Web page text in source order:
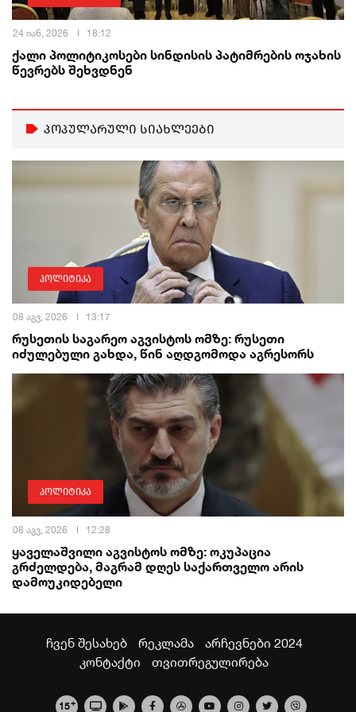
24 იან, 2026 18:12
ქალი პოლიტიკოსები სინდისის პატიმრების ოჯახის
წევრებს შეხვდნენ
პოპულარული სიახლეები
პოლიტიკა
08 აგვ, 2026 13:17
რუსეთის საგარეო აგვისტოს ომზე: რუსეთი
იძულებული გახდა, წინ აღდგომოდა აგრესორს
პოლიტიკა
08 აგვ, 2026 12:28
ყაველაშვილი აგვისტოს ომზე: ოკუპაცია
გრძელდება, მაგრამ დღეს საქართველო არის
დამოუკიდებელი
ჩვენ შესახებ რეკლამა
არჩევნები 2024
კონტაქტი
თვითრეგულირება
15+